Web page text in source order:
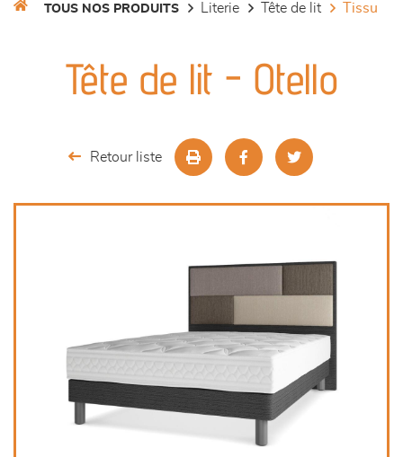
séjours
meubles de complément
TOUS NOS PRODUITS literie tête de lit tissu
Tête de lit - Otello
Retour liste